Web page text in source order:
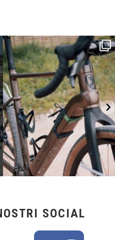
Kepler R è la gravel pensata per affrontare
lunghe...
27 0
SOCIAL